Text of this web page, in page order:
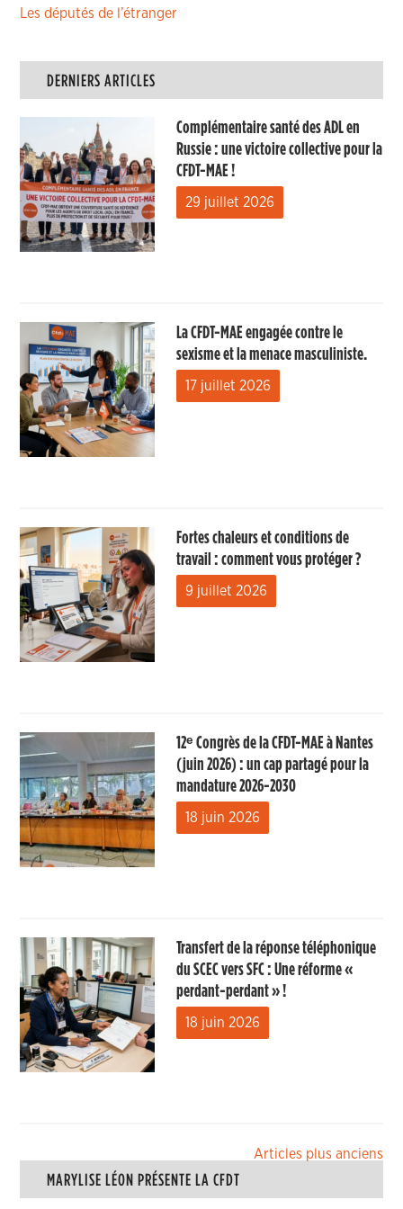
Les députés de l’étranger
DERNIERS ARTICLES
Complémentaire santé des ADL en
Russie : une victoire collective pour la
CFDT-MAE !
29 juillet 2026
La CFDT-MAE engagée contre le
sexisme et la menace masculiniste.
17 juillet 2026
Fortes chaleurs et conditions de
travail : comment vous protéger ?
9 juillet 2026
12ᵉ Congrès de la CFDT-MAE à Nantes
(juin 2026) : un cap partagé pour la
mandature 2026-2030
18 juin 2026
Transfert de la réponse téléphonique
du SCEC vers SFC : Une réforme «
perdant-perdant » !
18 juin 2026
Navigation
des
Articles plus anciens
MARYLISE LÉON PRÉSENTE LA CFDT